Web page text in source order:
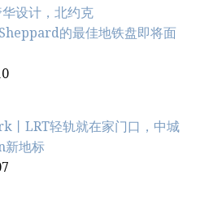
设计，北约克
的最佳地铁盘即将面
丨LRT轻轨就在家门口，中城
新地标